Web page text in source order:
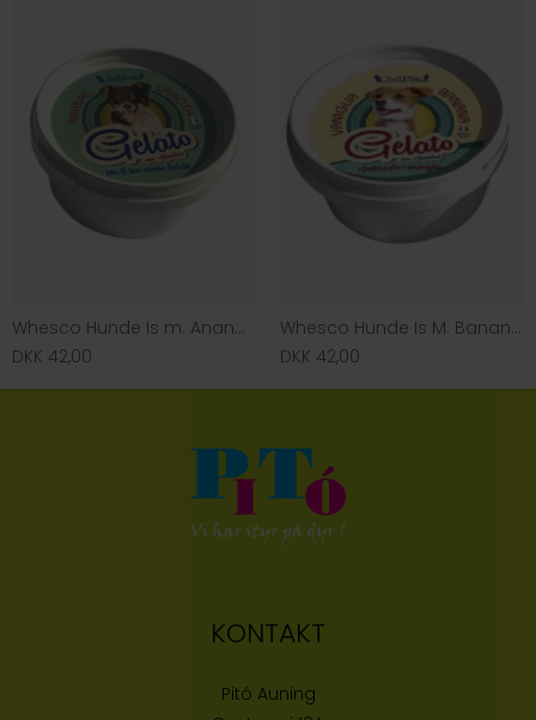
Whesco Hunde Is m. Ananas & Gulerod
DKK 42,00
Whesco Hunde Is M. Banan & Vanilje
DKK 42,00
KONTAKT
Pitó Auning